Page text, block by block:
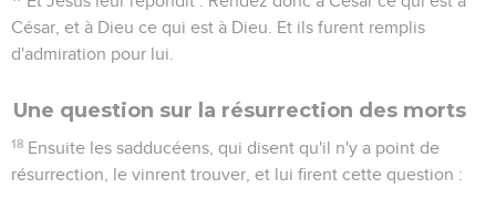
il n'y restera pas pierre sur pierre qui ne soit renversée.
Des malheurs et des persécutions
3 Et comme il était assis sur le mont des Oliviers, vis-à-vis du
particulier :